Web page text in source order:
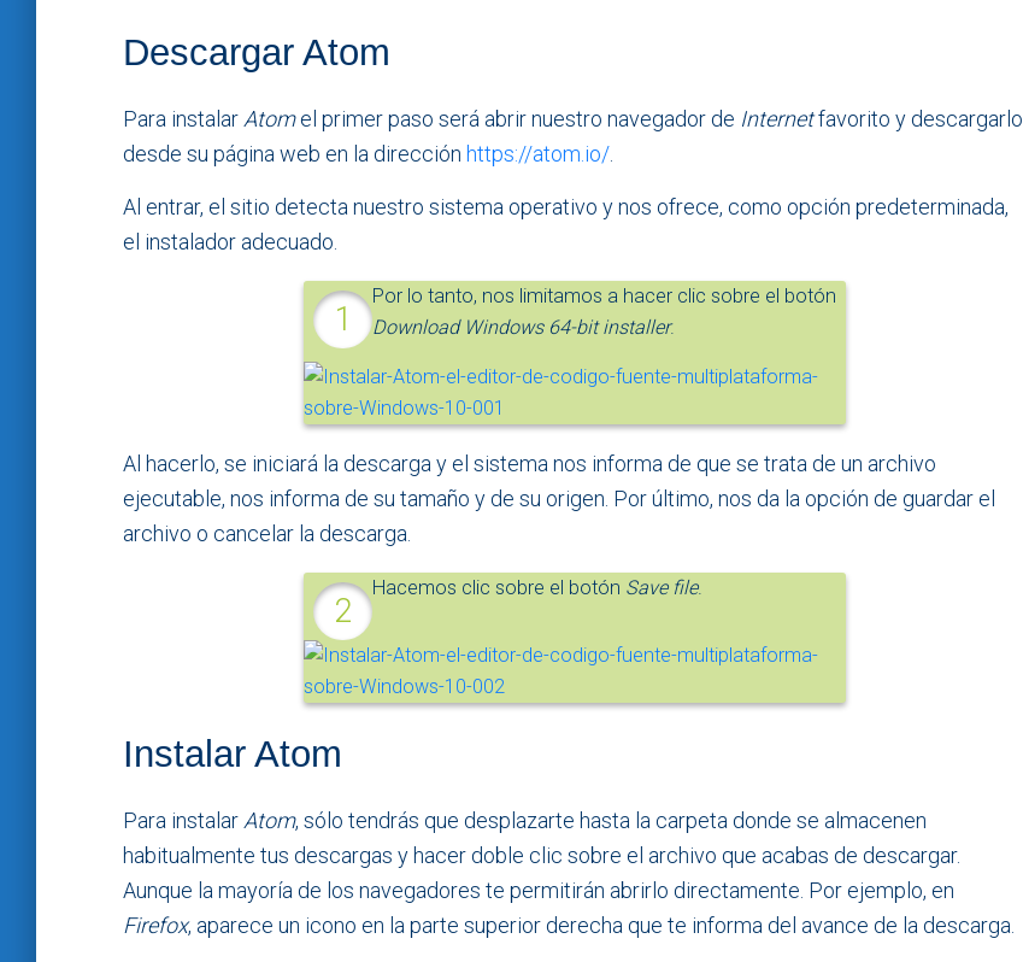
Descargar Atom
Para instalar Atomel primer paso será abrir nuestro navegador de Internetfavorito y descargarlo
desde su página web en la dirección https://atom.io/
Al entrar, el sitio detecta nuestro sistema operativo y nos ofrece, como opción predeterminada,
el instalador adecuado.
Por lo tanto, nos limitamos a hacer clic sobre el botón
Download Windows 64-bit installer.
Al hacerlo, se iniciará la descarga y el sistema nos informa de que se trata de un archivo
ejecutable, nos informa de su tamaño y de su origen. Por último, nos da la opción de guardar el
archivo o cancelar la descarga.
Hacemos clic sobre el botón Save file.
Instalar Atom
Para instalarAtom, sólo tendrás que desplazarte hasta la carpeta donde se almacenen
habitualmente tus descargas y hacer doble clic sobre el archivo que acabas de descargar.
Aunque la mayoría de los navegadores te permitirán abrirlo directamente. Por ejemplo, en
Firefox, aparece un icono en la parte superior derecha que te informa del avance de la descarga.